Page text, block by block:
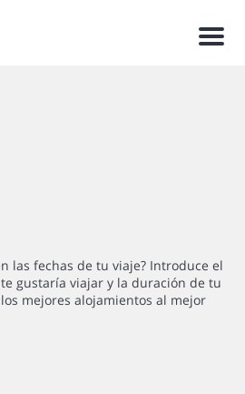
Menu
las fechas de tu viaje? Introduce el
gustaría viajar y la duración de tu
mejores alojamientos al mejor